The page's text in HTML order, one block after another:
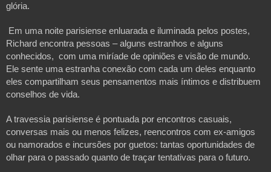
glória.
Em uma noite parisiense enluarada e iluminada pelos postes,
Richard encontra pessoas – alguns estranhos e alguns
conhecidos,  com uma miríade de opiniões e visão de mundo.
Ele sente uma estranha conexão com cada um deles enquanto
eles compartilham seus pensamentos mais íntimos e distribuem
conselhos de vida.
A travessia parisiense é pontuada por encontros casuais,
conversas mais ou menos felizes, reencontros com ex-amigos
ou namorados e incursões por guetos: tantas oportunidades de
olhar para o passado quanto de traçar tentativas para o futuro.